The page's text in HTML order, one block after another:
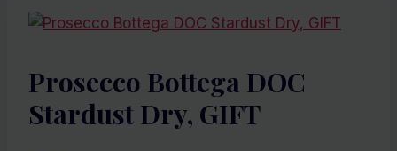
Prosecco Bottega DOC
Stardust Dry, GIFT